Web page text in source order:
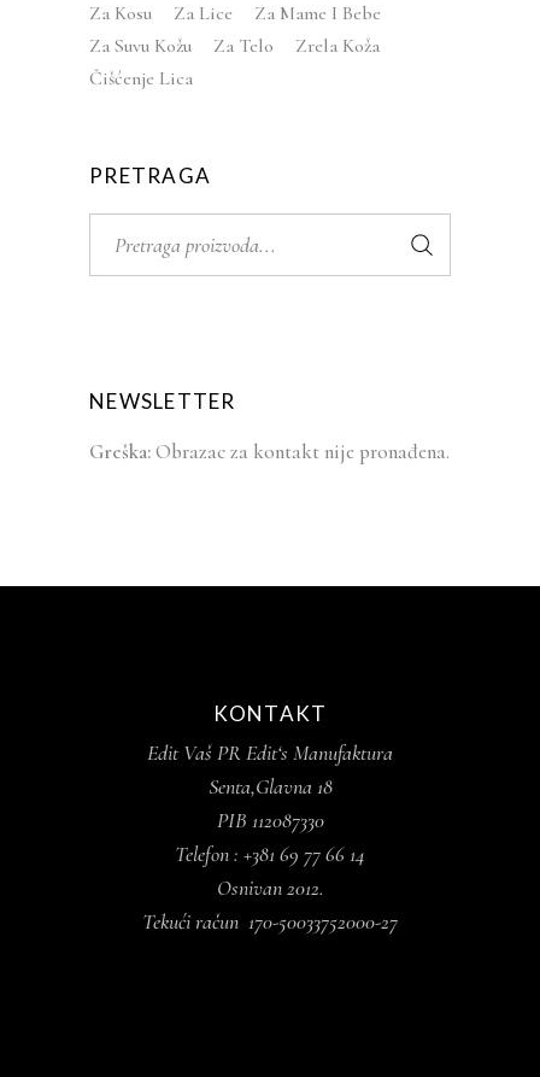
Za Kosu
Za Lice
Za Mame I Bebe
Za Suvu Kožu
Za Telo
Zrela Koža
Čišćenje Lica
PRETRAGA
for:
NEWSLETTER
Greška:Obrazac za kontakt nije pronađena.
KONTAKT
Edit Vaš PR Edit‘s Manufaktura
Senta,Glavna 18
PIB 112087330
Telefon : +381 69 77 66 14
Osnivan 2012.
Tekući račun 170-50033752000-27